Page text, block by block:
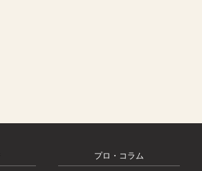
プロ・コラム